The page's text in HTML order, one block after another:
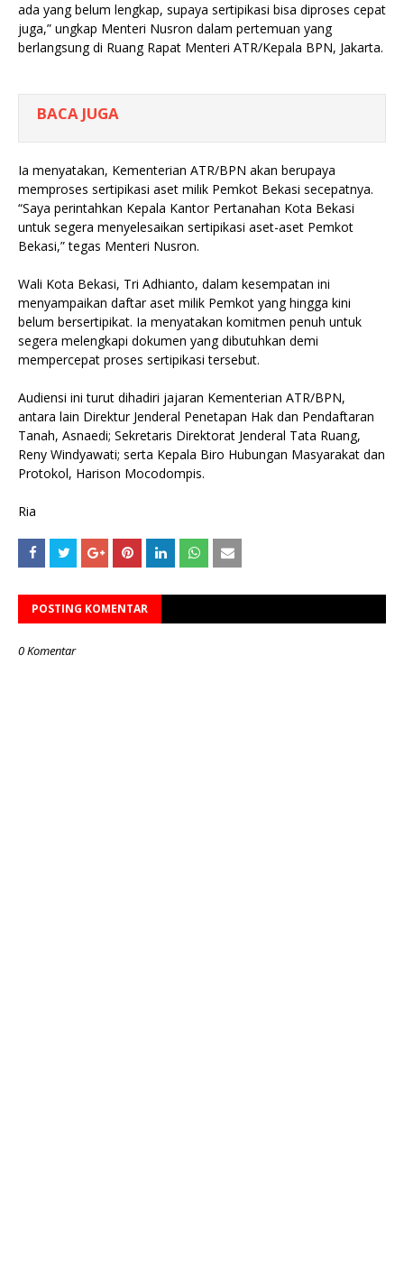
ada yang belum lengkap, supaya sertipikasi bisa diproses cepat
juga,” ungkap Menteri Nusron dalam pertemuan yang
berlangsung di Ruang Rapat Menteri ATR/Kepala BPN, Jakarta.
BACA JUGA
Ia menyatakan, Kementerian ATR/BPN akan berupaya
memproses sertipikasi aset milik Pemkot Bekasi secepatnya.
“Saya perintahkan Kepala Kantor Pertanahan Kota Bekasi
untuk segera menyelesaikan sertipikasi aset-aset Pemkot
Bekasi,” tegas Menteri Nusron.
Wali Kota Bekasi, Tri Adhianto, dalam kesempatan ini
menyampaikan daftar aset milik Pemkot yang hingga kini
belum bersertipikat. Ia menyatakan komitmen penuh untuk
segera melengkapi dokumen yang dibutuhkan demi
mempercepat proses sertipikasi tersebut.
Audiensi ini turut dihadiri jajaran Kementerian ATR/BPN,
antara lain Direktur Jenderal Penetapan Hak dan Pendaftaran
Tanah, Asnaedi; Sekretaris Direktorat Jenderal Tata Ruang,
Reny Windyawati; serta Kepala Biro Hubungan Masyarakat dan
Protokol, Harison Mocodompis.
Ria
POSTING KOMENTAR
0 Komentar